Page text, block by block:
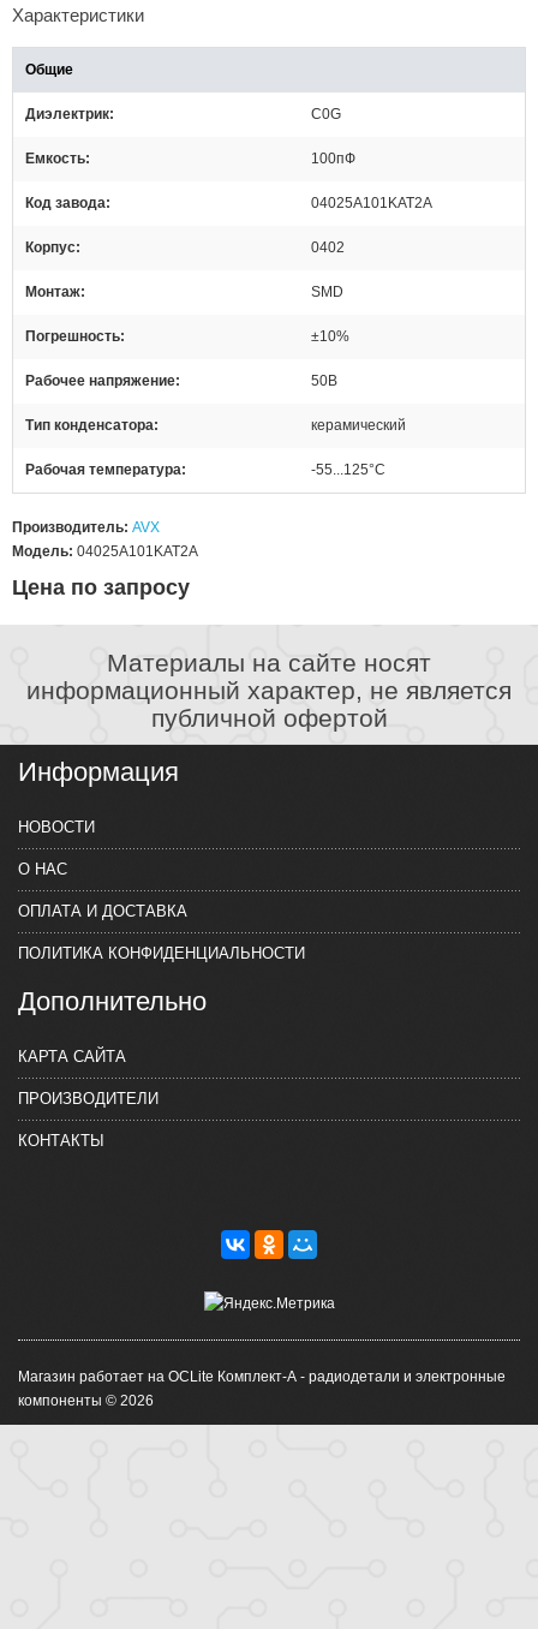
Характеристики
Общие
Диэлектрик C0G
Емкость 100пФ
Код завода 04025A101KAT2A
Корпус 0402
Монтаж SMD
Погрешность ±10%
Рабочее напряжение 50В
Тип конденсатора керамический
Рабочая температура -55...125°C
Производитель: AVX
Модель: 04025A101KAT2A
Цена по запросу
Материалы на сайте носят
информационный характер, не является
публичной офертой
Информация
НОВОСТИ
О НАС
ОПЛАТА И ДОСТАВКА
ПОЛИТИКА КОНФИДЕНЦИАЛЬНОСТИ
Дополнительно
КАРТА САЙТА
ПРОИЗВОДИТЕЛИ
КОНТАКТЫ
Магазин работает на OCLite Комплект-А - радиодетали и электронные
компоненты © 2026